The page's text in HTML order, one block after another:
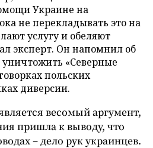
Украине на
не перекладывать это на
услугу и обеляют
эксперт. Он напомнил об
«Северные
польских
диверсии.
весомый аргумент,
пришла к выводу, что
– дело рук украинцев.